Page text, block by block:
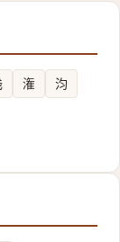
潅
汮